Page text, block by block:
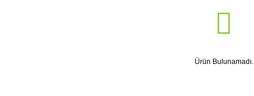
Ürün Bulunamadı.